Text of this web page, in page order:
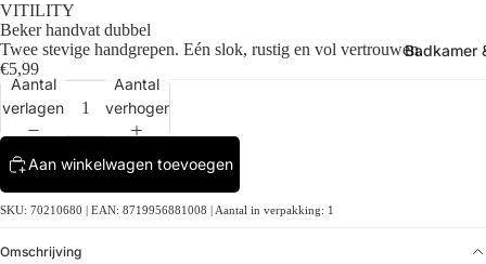
Badkamer
VITILITY
Beker handvat dubbel
Twee stevige handgrepen. Eén slok, rustig en vol vertrouwen.
€5,99
Aantal
verlagen
Aantal
verhogen
Aan winkelwagen toevoegen
SKU: 70210680 | EAN: 8719956881008 | Aantal in verpakking: 1
Omschrijving